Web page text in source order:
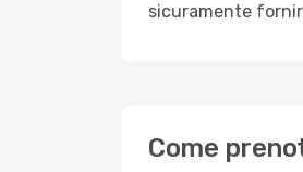
sicuramente
Come